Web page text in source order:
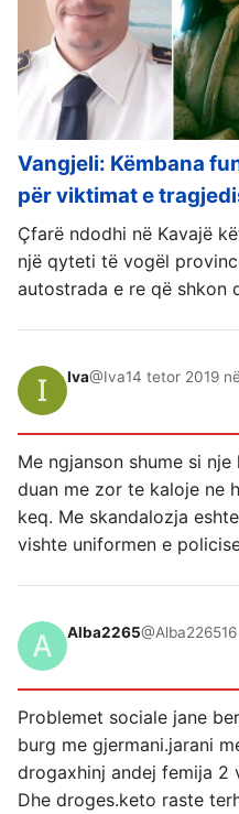
Vangjeli: Këmbana
për viktimat e
Çfarë ndodhi në Kavajë
një qyteti të vogël
autostrada e re që shkon
Iva@Iva14 tetor 2019
Me ngjanson shume si
duan me zor te kaloje ne
keq. Me skandalozja
vishte uniformen e
Alba2265@Alba2265
Problemet sociale jane
burg me gjermani.jarani
drogaxhinj andej femija 2
Dhe droges.keto raste